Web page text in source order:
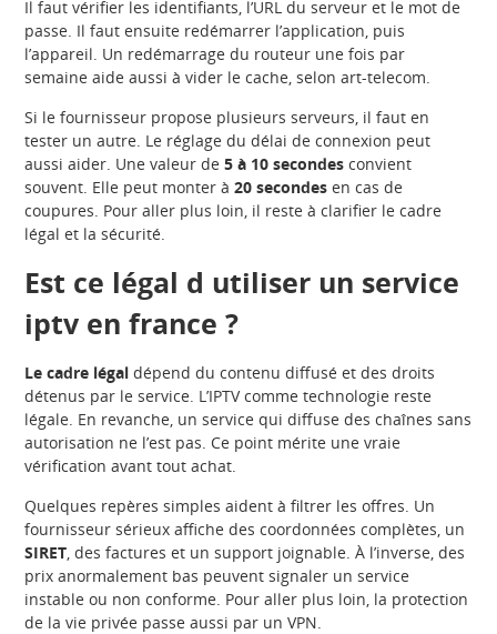
Il faut vérifier les identifiants, l’URL du serveur et le mot de
passe. Il faut ensuite redémarrer l’application, puis
l’appareil. Un redémarrage du routeur une fois par
semaine aide aussi à vider le cache, selon art-telecom.
Si le fournisseur propose plusieurs serveurs, il faut en
tester un autre. Le réglage du délai de connexion peut
aussi aider. Une valeur de5 à 10 secondes convient
souvent. Elle peut monter à20 secondes en cas de
coupures. Pour aller plus loin, il reste à clarifier le cadre
légal et la sécurité.
Est ce légal d utiliser un service
iptv en france ?
Le cadre légal dépend du contenu diffusé et des droits
détenus par le service. L’IPTV comme technologie reste
légale. En revanche, un service qui diffuse des chaînes sans
autorisation ne l’est pas. Ce point mérite une vraie
vérification avant tout achat.
Quelques repères simples aident à filtrer les offres. Un
fournisseur sérieux affiche des coordonnées complètes, un
SIRET, des factures et un support joignable. À l’inverse, des
prix anormalement bas peuvent signaler un service
instable ou non conforme. Pour aller plus loin, la protection
de la vie privée passe aussi par un VPN.